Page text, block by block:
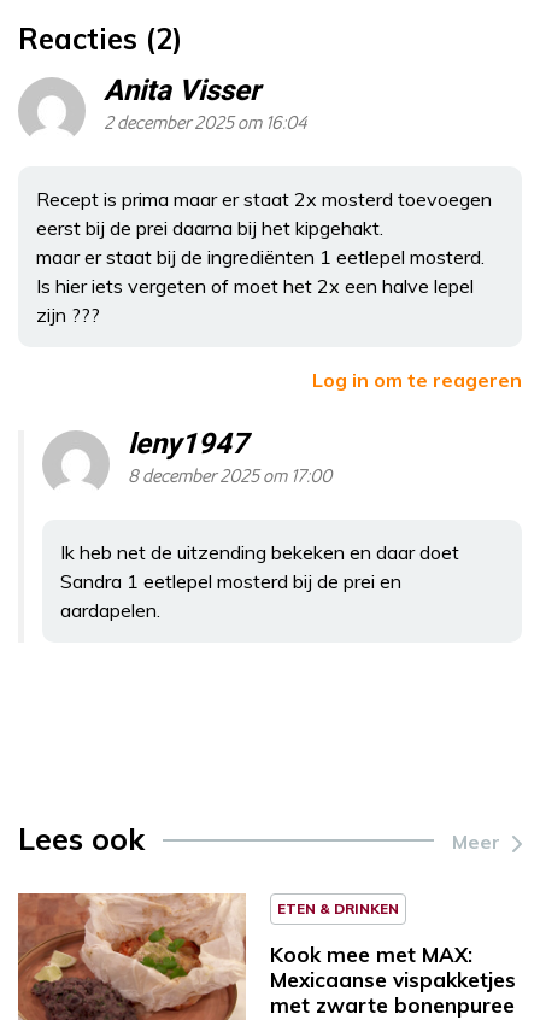
Reacties (2)
Anita Visser
2 december 2025 om 16:04
Recept is prima maar er staat 2x mosterd toevoegen
eerst bij de prei daarna bij het kipgehakt.
maar er staat bij de ingrediënten 1 eetlepel mosterd.
Is hier iets vergeten of moet het 2x een halve lepel
zijn ???
Log in om te reageren
leny1947
8 december 2025 om 17:00
Ik heb net de uitzending bekeken en daar doet
Sandra 1 eetlepel mosterd bij de prei en
aardapelen.
Lees ook Meer
ETEN & DRINKEN
Kook mee met MAX:
Mexicaanse vispakketjes
met zwarte bonenpuree